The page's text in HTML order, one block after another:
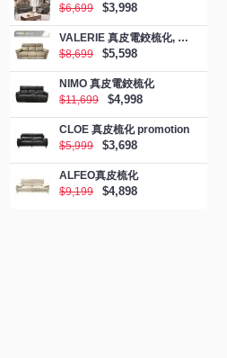
$6,699
$3,998
VALERIE 真皮電鉸梳化, promotion
$8,699
$5,598
NIMO 真皮電鉸梳化
$11,699
$4,998
CLOE 真皮梳化 promotion
$5,999
$3,698
ALFEO真皮梳化
$9,199
$4,898